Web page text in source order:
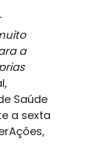
a
Saúde
a sexta